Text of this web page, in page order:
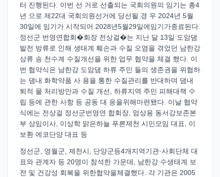
터 진행된다. 이번 선 거로 선출되는 국회의원의 임기는 총4
년 으로 제22대 국회의원선거에 당선될 경 우 2024년 5월
30일에 임기가 시작되어 2028년5월29일에임기가종료된다.
정선군 번영연합회�회장 전상걸�는 지난 달 13일 도암댐
발전 방류로 인해 생태계 훼손과 수질 오염을 겪었던 남한강
상류 송 천수계 수질개선을 위한 업무 협약을 체결 했다. 이
번 협약식은 남한강 도암댐 하류 주민 들의 생존권을 위협하
는 댐내 화학약품 사 용을 통한 수질관리를 반대하며 댐내
퇴적 물 처리방안과 수질 개선, 하류지역 주민 피해대책 수
립 등에 관한 사항 등 공동 대 응을위해마련됐다. 이날 협약
식에는 전상걸 정선군번영연 합회장, 엄상용 동서강보존본
부 상임이사, 이상학 맑은하늘 푸른제천 시민모임 대표, 이
보환 에코단양 대표 등
정선군, 영월군, 제천시, 단양군등4개지역기관·사회단체 대
표와 관계자 등 20명이 참석한 가운데, 남한강 수생태계 보
전 및 건강성 회복을 위한협약을체결했다. 각 기관은 2005